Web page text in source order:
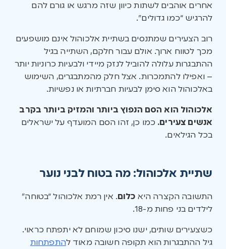
אחרים אוהבים לשתות כיוון שזה מרגש או גורם להם
להרגיש “כמו גדולים”.
רוב הצעירים שמתנסים בשתיית אלכוהול אינם מושפעים
מכך לטווח ארוך. אולם עבור חלקם, השתייה בגיל
ההתבגרות עלולה להוביל לנזק מיידי ולבעיות כרוניות יותר
– ואפילו להתמכרות. אצל חלק מהמתבגרים, השימוש
באלכוהול הוא סימן לבעיות חברתיות או נפשיות.
אלכוהול הוא הסם הנפוץ ביותר והמזיק ביותר בקרב
אנשים צעירים. כמו כן, זהו הסם המועדף על ישראלים
בכל הגילאים.
שתיית אלכוהול: מה בטוח לבני נוער
התשובה הקצרה היא כלום. אין רמת אלכוהול “בטוחה”
לילדים בני פחות מ-18.
כשצעירים שותים, ישנו סיכון שמוחם לא יתפתח כראוי.
גיל ההתבגרות הוא תקופה חשובה מאוד להתפתחות